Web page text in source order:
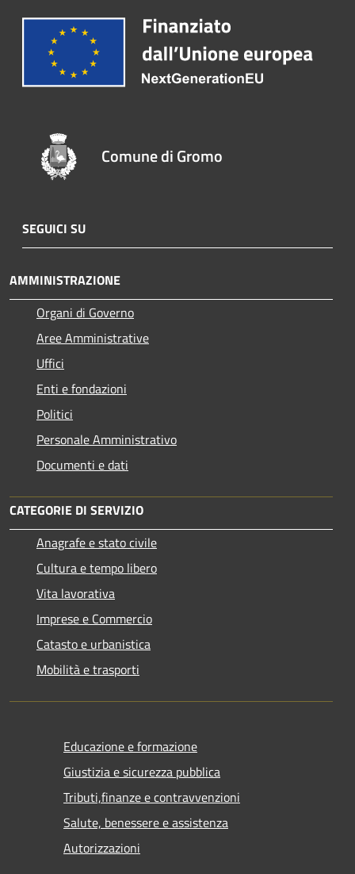
Comune di Gromo
SEGUICI SU
AMMINISTRAZIONE
Organi di Governo
Aree Amministrative
Uffici
Enti e fondazioni
Politici
Personale Amministrativo
Documenti e dati
CATEGORIE DI SERVIZIO
Anagrafe e stato civile
Cultura e tempo libero
Vita lavorativa
Imprese e Commercio
Catasto e urbanistica
Mobilità e trasporti
Educazione e formazione
Giustizia e sicurezza pubblica
Tributi,finanze e contravvenzioni
Salute, benessere e assistenza
Autorizzazioni